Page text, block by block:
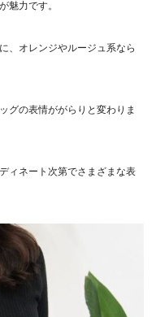
魅力です。
、オレンジやルージュ系なら
グの表情ががらりと変わりま
ィネート次第でさまざまな表